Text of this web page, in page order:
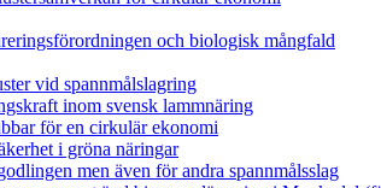
och biologisk mångfald
vid spannmålslagring
inom svensk lammnäring
för en cirkulär ekonomi
i gröna näringar
men även för andra spannmålsslag